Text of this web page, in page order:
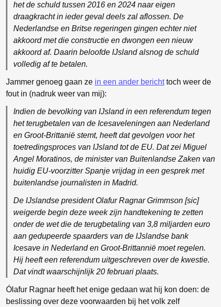
het de schuld tussen 2016 en 2024 naar eigen
draagkracht in ieder geval deels zal aflossen. De
Nederlandse en Britse regeringen gingen echter niet
akkoord met die constructie en dwongen een nieuw
akkoord af. Daarin beloofde IJsland alsnog de schuld
volledig af te betalen.
Jammer genoeg gaan ze in een ander berichttoch weer de
fout in (nadruk weer van mij):
Indien de bevolking van IJsland in een referendum tegen
het terugbetalen van de Icesaveleningen aan Nederland
en Groot-Brittanië stemt, heeft dat gevolgen voor het
toetredingsproces van IJsland tot de EU. Dat zei Miguel
Angel Moratinos, de minister van Buitenlandse Zaken van
huidig EU-voorzitter Spanje vrijdag in een gesprek met
buitenlandse journalisten in Madrid.
De IJslandse president Olafur Ragnar Grimmson [sic]
weigerde begin deze week zijn handtekening te zetten
onder de wet die de terugbetaling van 3,8 miljarden euro
aan gedupeerde spaarders van de IJslandse bank
Icesave in Nederland en Groot-Brittannië moet regelen.
Hij heeft een referendum uitgeschreven over de kwestie.
Dat vindt waarschijnlijk 20 februari plaats.
Ólafur Ragnar heeft het enige gedaan wat hij kon doen: de
beslissing over deze voorwaarden bij het volk zelf